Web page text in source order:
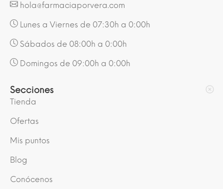
hola@farmaciaporvera.com
Lunes a Viernes de 07:30h a 0:00h
Sábados de 08:00h a 0:00h
Domingos de 09:00h a 0:00h
Secciones
Tienda
Ofertas
Mis puntos
Blog
Conócenos